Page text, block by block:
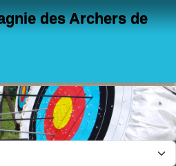
des Archers de